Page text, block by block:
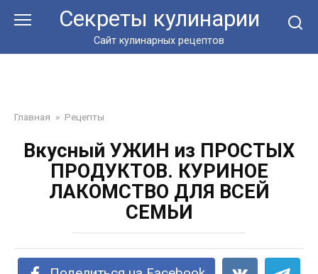
Секреты кулинарии
Сайт кулинарных рецептов
Главная » Рецепты
Вкусный УЖИН из ПРОСТЫХ
ПРОДУКТОВ. КУРИНОЕ
ЛАКОМСТВО ДЛЯ ВСЕЙ
СЕМЬИ